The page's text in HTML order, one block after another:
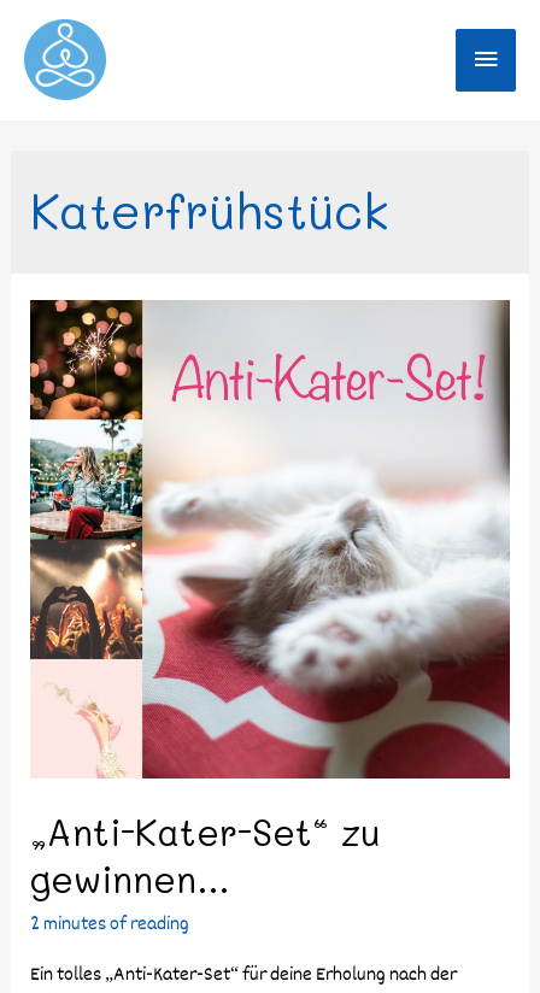
Katerfrühstück
„Anti-Kater-Set“ zu
gewinnen…
2 minutes of reading
Ein tolles „Anti-Kater-Set“ für deine Erholung nach der